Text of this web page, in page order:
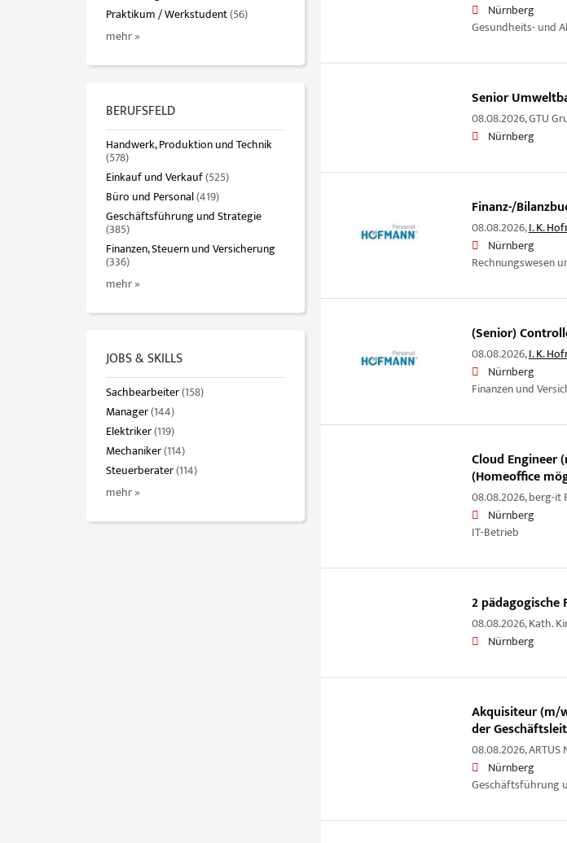
Nürnberg
Gesundheits- und
Senior
08.08.2026,GTU
Nürnberg
Finanz-/
08.08.2026,I. K.
Nürnberg
Rechnungswesen
(Senior)
08.08.2026,I. K.
Nürnberg
Finanzen und
Cloud
(Homeoffice
08.08.2026,berg-it
Nürnberg
IT-Betrieb
2 pädagogische
08.08.2026,Kath.
Nürnberg
Akquisiteur (m/
der
08.08.2026,
Nürnberg
Geschäftsführung
Praktikum / Werkstudent(56)
mehr »
BERUFSFELD
Handwerk, Produktion und Technik
(578)
Einkauf und Verkauf(525)
Büro und Personal(419)
Geschäftsführung und Strategie
(385)
Finanzen, Steuern und Versicherung
(336)
mehr »
JOBS & SKILLS
Sachbearbeiter(158)
Manager(144)
Elektriker(119)
Mechaniker(114)
Steuerberater(114)
mehr »